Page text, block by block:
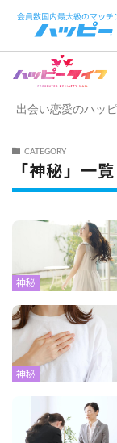
出会い恋愛のハッ
CATEGORY
「神秘」一覧
神秘
神秘